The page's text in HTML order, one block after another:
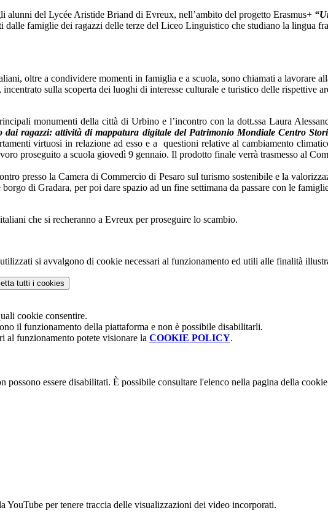
alunni del Lycée Aristide Briand di Evreux, nell’ambito del progetto Erasmus+
dalle famiglie dei ragazzi delle terze del Liceo Linguistico che studiano la lingua
oltre a condividere momenti in famiglia e a scuola, sono chiamati a lavorare
sulla scoperta dei luoghi di interesse culturale e turistico delle rispettive
monumenti della città di Urbino e l’incontro con la dott.ssa Laura
dai ragazzi: attività di mappatura digitale del Patrimonio Mondiale Centro
virtuosi in relazione ad esso e a questioni relative al cambiamento
proseguito a scuola giovedì 9 gennaio. Il prodotto finale verrà trasmesso al
presso la Camera di Commercio di Pesaro sul turismo sostenibile e la
di Gradara, per poi dare spazio ad un fine settimana da passare con le
che si recheranno a Evreux per proseguire lo scambio.
si avvalgono di cookie necessari al funzionamento ed utili alle finalità
tutti i cookies
cookie consentire.
il funzionamento della piattaforma e non è possibile disabilitarli.
al funzionamento potete visionare la COOKIE POLICY.
possono essere disabilitati. È possibile consultare l'elenco nella pagina della
YouTube per tenere traccia delle visualizzazioni dei video incorporati.